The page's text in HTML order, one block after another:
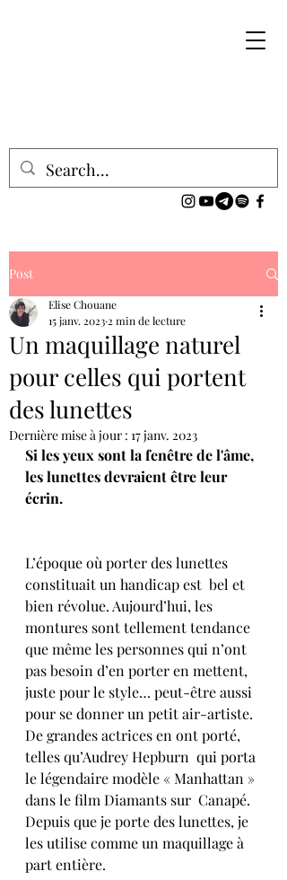
Post
Un maquillage naturel
pour celles qui portent
des lunettes
Elise Chouane
15 janv. 2023 2 min de lecture
Dernière mise à jour : 17 janv. 2023
Si les yeux sont la fenêtre de l'âme,
les lunettes devraient être leur
écrin.
L’époque où porter des lunettes
constituait un handicap est  bel et
bien révolue. Aujourd’hui, les
montures sont tellement tendance
que même les personnes qui n’ont
pas besoin d’en porter en mettent,
juste pour le style… peut-être aussi
pour se donner un petit air-artiste.
De grandes actrices en ont porté,
telles qu’Audrey Hepburn  qui porta
le légendaire modèle « Manhattan »
dans le film Diamants sur  Canapé.
Depuis que je porte des lunettes, je
les utilise comme un maquillage à
part entière.